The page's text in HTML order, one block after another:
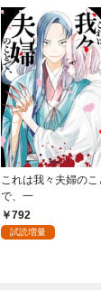
これは我々夫婦のこ
で、一
792
試読増量